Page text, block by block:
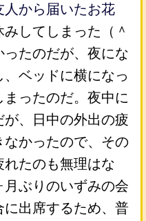
人から届いたお花
してしまった（＾
ったのだが、夜にな
ベッドに横になっ
ったのだ。夜中に
が、日中の外出の疲
かったので、その
れたのも無理はな
ぶりのいずみの会
に出席するため、普